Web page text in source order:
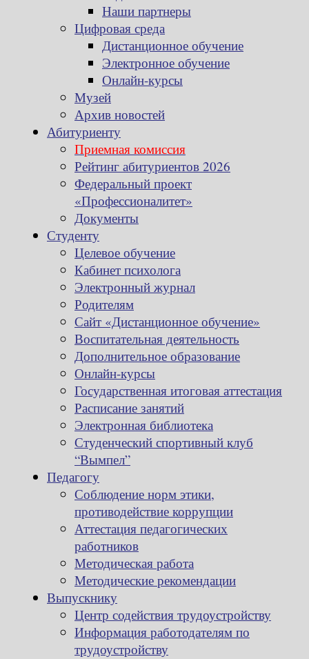
Наши партнеры
Цифровая среда
Дистанционное обучение
Электронное обучение
Онлайн-курсы
Музей
Архив новостей
Абитуриенту
Приемная комиссия
Рейтинг абитуриентов 2026
Федеральный проект
«Профессионалитет»
Документы
Студенту
Целевое обучение
Кабинет психолога
Электронный журнал
Родителям
Сайт «Дистанционное обучение»
Воспитательная деятельность
Дополнительное образование
Онлайн-курсы
Государственная итоговая аттестация
Расписание занятий
Электронная библиотека
Студенческий спортивный клуб
“Вымпел”
Педагогу
Соблюдение норм этики,
противодействие коррупции
Аттестация педагогических
работников
Методическая работа
Методические рекомендации
Выпускнику
Центр содействия трудоустройству
Информация работодателям по
трудоустройству